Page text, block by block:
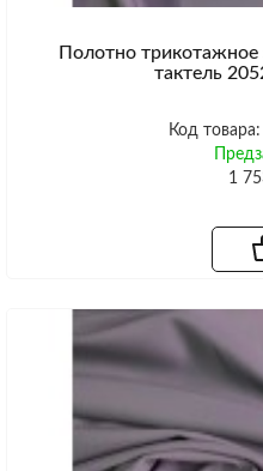
Полотно
тактель
Код
1